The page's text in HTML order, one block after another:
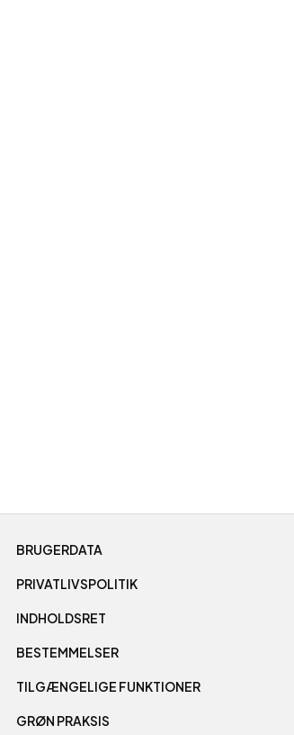
BRUGERDATA
PRIVATLIVSPOLITIK
INDHOLDSRET
BESTEMMELSER
TILGÆNGELIGE FUNKTIONER
GRØN PRAKSIS